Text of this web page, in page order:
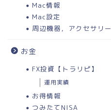
Mac情報
Mac設定
周辺機器，アクセサリー
お金
FX投資【トラリピ】
運用実績
お得情報
つみたてNISA